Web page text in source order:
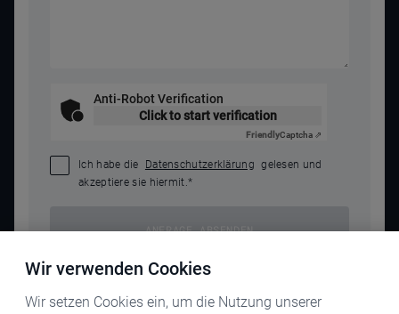
Anti-Robot Verification
Click to start verification
FriendlyCaptcha ⇗
Ich habe die Datenschutzerklärung gelesen und
akzeptiere sie hiermit.*
ANFRAGE ABSENDEN
Wir verwenden Cookies
Wir setzen Cookies ein, um die Nutzung unserer